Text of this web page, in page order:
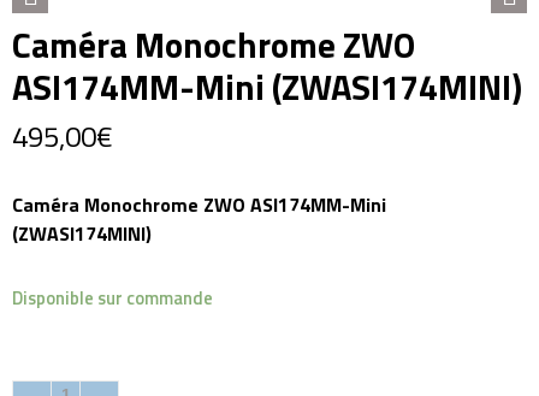
Caméra Monochrome ZWO
ASI174MM-Mini (ZWASI174MINI)
495,00€
Caméra Monochrome ZWO ASI174MM-Mini
(ZWASI174MINI)
Disponible sur commande